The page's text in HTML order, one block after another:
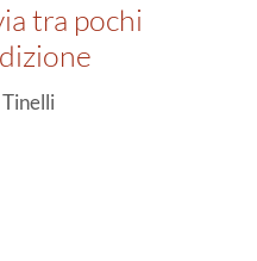
tra pochi